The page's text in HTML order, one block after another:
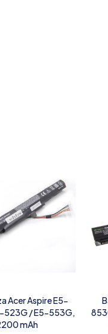
Acer Aspire E5-
523G / E5-553G,
mAh